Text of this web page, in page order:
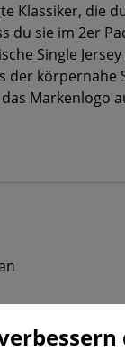
Klassiker, die
du sie im 2er
Single Jersey
der körpernahe
Markenlogo